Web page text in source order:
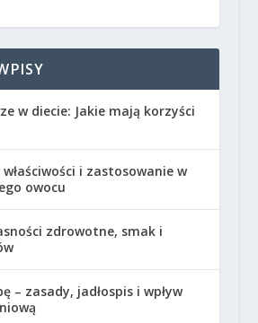
w diecie: Jakie mają korzyści
i zastosowanie w
owocu
zdrowotne, smak i
– zasady, jadłospis i wpływ